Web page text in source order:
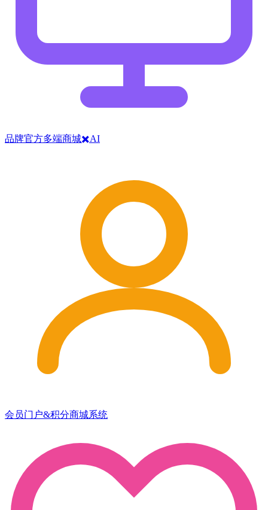
品牌官方多端商城✖️AI
会员门户&积分商城系统